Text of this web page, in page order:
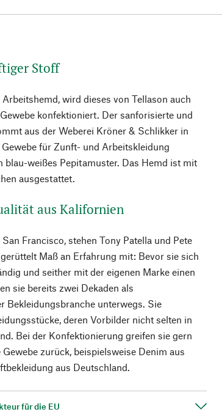
Stoff
wird dieses von Tellason auch
konfektioniert. Der sanforisierte und
aus der Weberei Kröner & Schlikker in
für Zunft- und Arbeitskleidung
blau-weißes Pepitamuster. Das Hemd ist mit
ausgestattet.
aus Kalifornien
Francisco, stehen Tony Patella und Pete
Maß an Erfahrung mit: Bevor sie sich
und seither mit der eigenen Marke einen
sie bereits zwei Dekaden als
Bekleidungsbranche unterwegs. Sie
deren Vorbilder nicht selten in
Bei der Konfektionierung greifen sie gern
zurück, beispielsweise Denim aus
aus Deutschland.
für die EU